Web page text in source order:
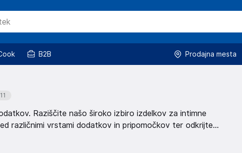
B2B Prodajna mesta
11
Raziščite našo široko izbiro izdelkov za intimne
različnimi vrstami dodatkov in pripomočkov ter odkrijte